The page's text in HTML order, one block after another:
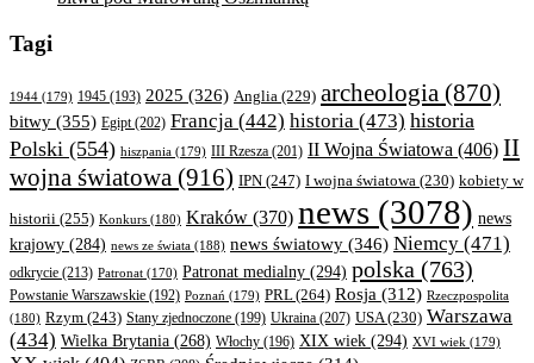
Tagi
1944 (179) 1945 (193) 2025 (326) Anglia (229) archeologia (870)
bitwy (355) Egipt(202) Francja (442) historia (473) historia
Polski (554) hiszpania (179) III Rzesza (201) II Wojna Światowa (406) II
wojna światowa (916) IPN (247) I wojna światowa (230) kobiety w
historii (255) Konkurs (180) Kraków (370) news (3078) news
krajowy (284) news ze świata (188) news światowy (346) Niemcy (471)
odkrycie (213) Patronat (170) Patronat medialny (294) polska (763)
Powstanie Warszawskie (192) Poznań (179) PRL(264) Rosja (312) Rzeczpospolita
(180) Rzym (243) Stany zjednoczone (199) Ukraina (207) USA(230) Warszawa
(434) Wielka Brytania (268) Włochy (196) XIX wiek (294) XVI wiek (179)